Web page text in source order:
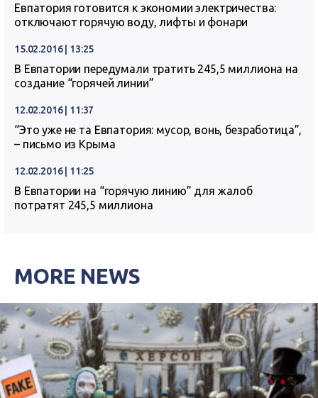
Евпатория готовится к экономии электричества:
отключают горячую воду, лифты и фонари
15.02.2016 | 13:25
В Евпатории передумали тратить 245,5 миллиона на
создание “горячей линии”
12.02.2016 | 11:37
“Это уже не та Евпатория: мусор, вонь, безработица”,
– письмо из Крыма
12.02.2016 | 11:25
В Евпатории на “горячую линию” для жалоб
потратят 245,5 миллиона
MORE NEWS